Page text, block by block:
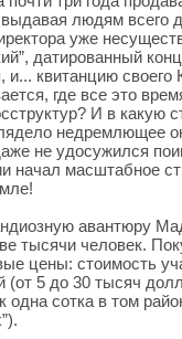
людям всего
уже
датированный
и... квитанцию своего
где все это
И в какую
недремлющее
не удосужился
начал масштабное
авантюру
тысячи человек.
цены: стоимость
(от 5 до 30 тысяч
одна сотка в том